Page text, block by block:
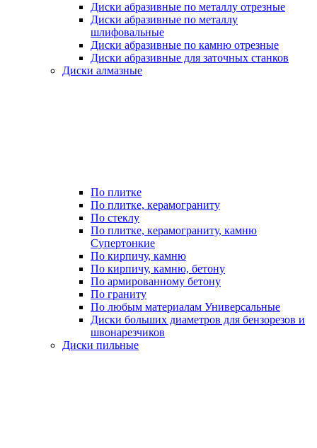
Диски абразивные по металлу отрезные
Диски абразивные по металлу
шлифовальные
Диски абразивные по камню отрезные
Диски абразивные для заточных станков
Диски алмазные
По плитке
По плитке, керамограниту
По стеклу
По плитке, керамограниту, камню
Супертонкие
По кирпичу, камню
По кирпичу, камню, бетону
По армированному бетону
По граниту
По любым материалам Универсальные
Диски больших диаметров для бензорезов и
швонарезчиков
Диски пильные